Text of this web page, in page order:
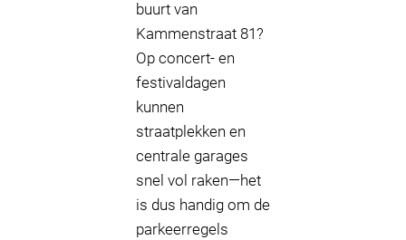
buurt van
Kammenstraat 81?
Op concert- en
festivaldagen
kunnen
straatplekken en
centrale garages
snel vol raken—het
is dus handig om de
parkeerregels